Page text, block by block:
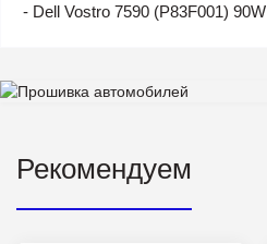
- Dell Vostro 7590 (P83F001) 90W
Рекомендуем